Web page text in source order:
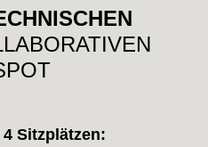
Sitzplätzen: